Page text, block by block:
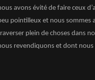
avons évité de faire ceux
pointilleux et nous sommes
plein de choses dans
revendiquons et dont nous